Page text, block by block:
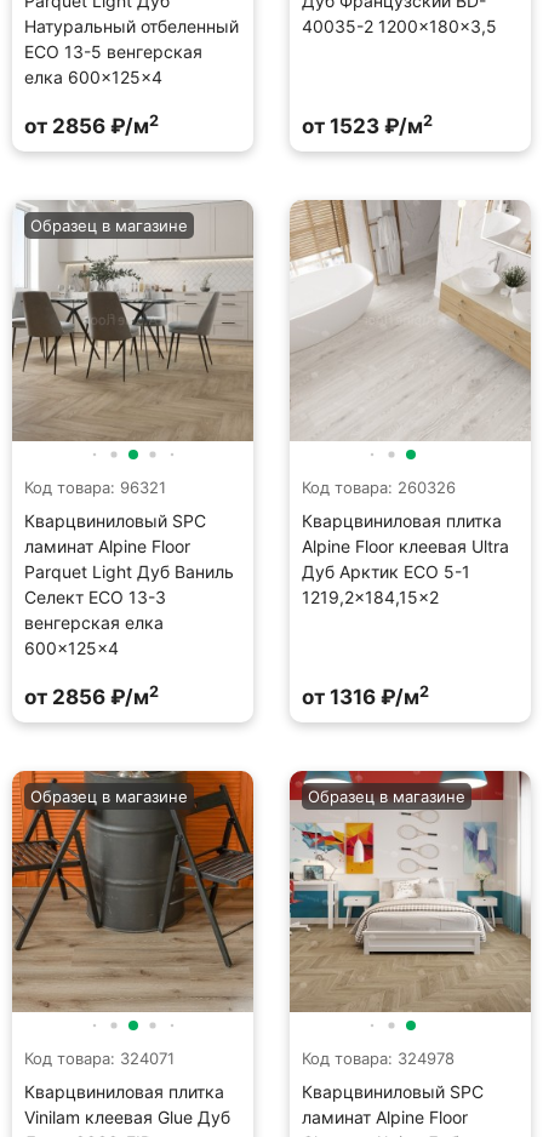
Натуральный отбеленный
ECO 13-5 венгерская
елка 600×125×4
от 2856 ₽/м2
40035-2 1200×180×3,5
от 1523 ₽/м2
Код товара: 96321
Кварцвиниловый SPC
ламинат Alpine Floor
Parquet Light Дуб Ваниль
Селект ECO 13-3
венгерская елка
600×125×4
Образец в магазине
от 2856 ₽/м2
Код товара: 260326
Кварцвиниловая плитка
Alpine Floor клеевая Ultra
Дуб Арктик ECO 5-1
1219,2×184,15×2
от 1316 ₽/м2
Код товара: 324071
Кварцвиниловая плитка
Vinilam клеевая Glue Дуб
Образец в магазине
Код товара: 324978
Кварцвиниловый SPC
ламинат Alpine Floor
Образец в магазине